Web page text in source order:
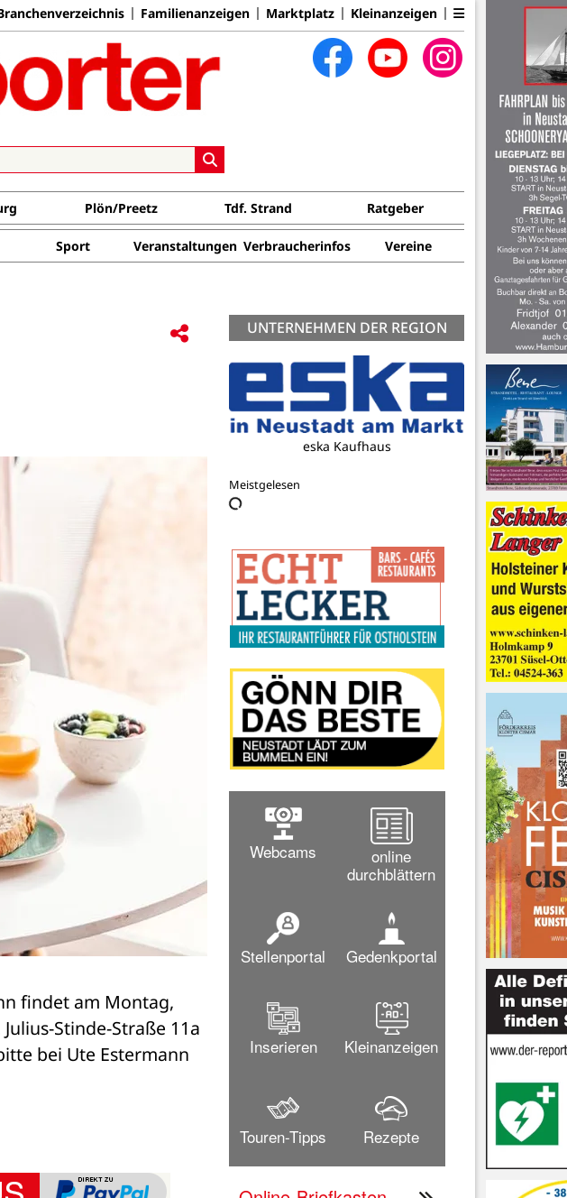
Familienanzeigen Marktplatz Kleinanzeigen
Plön/Preetz Tdf. Strand Ratgeber
Sport Veranstaltungen Verbraucherinfos Vereine
findet am Montag,
Stinde-Straße 11a
bei Ute Estermann
UNTERNEHMEN DER REGION
eska Kaufhaus
Meistgelesen
Webcams
online
durchblättern
Stellenportal Gedenkportal
Inserieren Kleinanzeigen
Touren-Tipps Rezepte